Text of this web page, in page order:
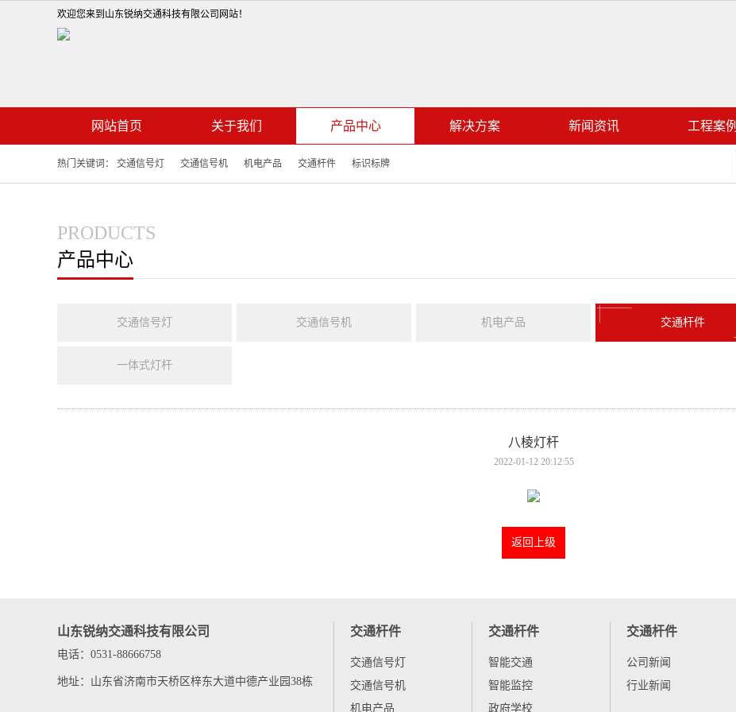
欢迎您来到山东锐纳交通科技有限公司网站！
网站首页 关于我们 产品中心 解决方案 新闻资讯 工程案例
热门关键词： 交通信号灯 交通信号机 机电产品 交通杆件 标识标牌
PRODUCTS
产品中心
交通信号灯 交通信号机 机电产品 交通杆件
一体式灯杆
八棱灯杆
2022-01-12 20:12:55
返回上级
山东锐纳交通科技有限公司
电话：0531-88666758
地址：山东省济南市天桥区梓东大道中德产业园38栋
交通杆件
交通信号灯
交通信号机
机电产品
交通杆件
智能交通
智能监控
政府学校
交通杆件
公司新闻
行业新闻